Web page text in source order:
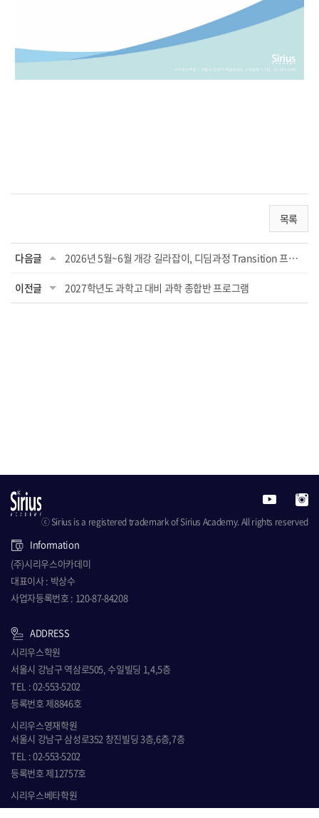
목록
다음글 2026년 5월~6월 개강 길라잡이, 디딤과정 Transition 프로그램
이전글 2027학년도 과학고 대비 과학 종합반 프로그램
ⓒ Sirius is a registered trademark of Sirius Academy. All rights reserved
Information
(주)시리우스아카데미
대표이사 : 박상수
사업자등록번호 : 120-87-84208
ADDRESS
시리우스학원
서울시 강남구 역삼로505, 수일빌딩 1,4,5층
TEL : 02-553-5202
등록번호 제8846호
시리우스영재학원
서울시 강남구 삼성로352 창진빌딩 3층,6층,7층
TEL : 02-553-5202
등록번호 제12757호
시리우스베타학원
서울시 강남구 역삼로505, 수일빌딩 3층